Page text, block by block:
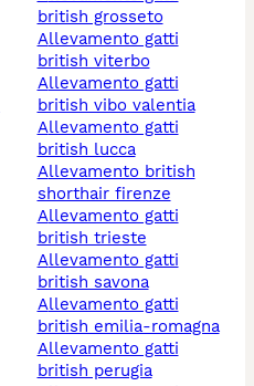
british grosseto
allevamento gatti
british viterbo
allevamento gatti
british vibo valentia
allevamento gatti
british lucca
allevamento british
shorthair firenze
allevamento gatti
british trieste
allevamento gatti
british savona
allevamento gatti
british emilia-romagna
allevamento gatti
british perugia